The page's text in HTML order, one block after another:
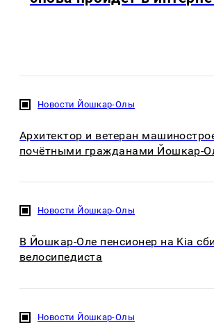
Новости Йошкар-Олы
Архитектор и ветеран
почётными гражданами Йошкар-
Новости Йошкар-Олы
В Йошкар-Оле пенсионер на Kia
велосипедиста
Новости Йошкар-Олы